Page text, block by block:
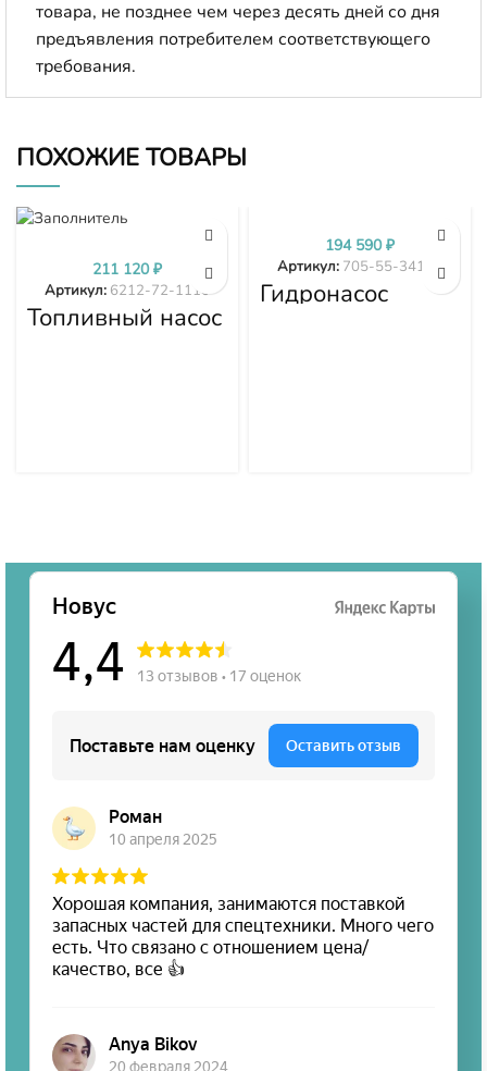
товара, не позднее чем через десять дней со дня
предъявления потребителем соответствующего
требования.
ПОХОЖИЕ ТОВАРЫ
Топливный насос
высокого
Артикул: 6212-72-1110
211 120₽
Гидронасос
Komatsu WA380-
Артикул: 705-55-34190
194 590₽